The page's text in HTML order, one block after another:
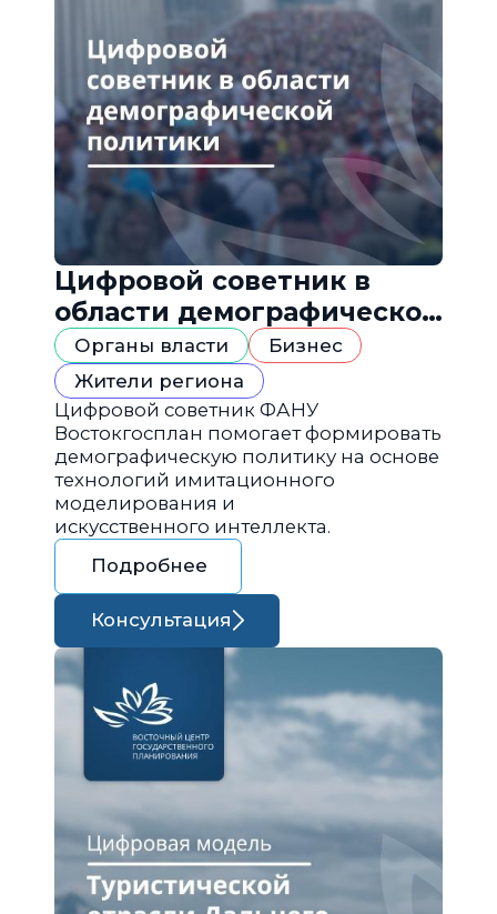
Цифровой советник в
области демографической
политики
Органы власти
Бизнес
Жители региона
Цифровой советник ФАНУ
Востокгосплан помогает формировать
демографическую политику на основе
технологий имитационного
моделирования и
искусственного интеллекта.
Подробнее
Консультация